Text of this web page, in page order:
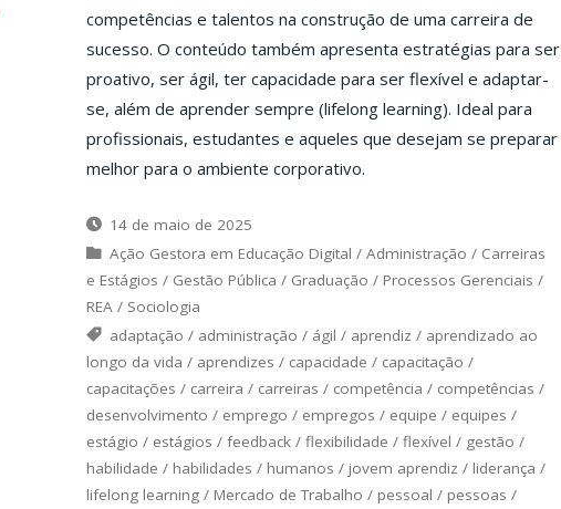
competências e talentos na construção de uma carreira de
sucesso. O conteúdo também apresenta estratégias para ser
proativo, ser ágil, ter capacidade para ser flexível e adaptar-
se, além de aprender sempre (lifelong learning). Ideal para
profissionais, estudantes e aqueles que desejam se preparar
melhor para o ambiente corporativo.
14 de maio de 2025
Ação Gestora em Educação Digital /Administração / Carreiras
e Estágios / Gestão Pública / Graduação / Processos Gerenciais /
REA/ Sociologia
adaptação / administração / ágil / aprendiz / aprendizado ao
longo da vida / aprendizes / capacidade / capacitação /
capacitações / carreira / carreiras / competência / competências /
desenvolvimento / emprego / empregos / equipe / equipes /
estágio / estágios / feedback/ flexibilidade / flexível / gestão /
habilidade / habilidades / humanos / jovem aprendiz / liderança /
lifelong learning/ Mercado de Trabalho / pessoal / pessoas /